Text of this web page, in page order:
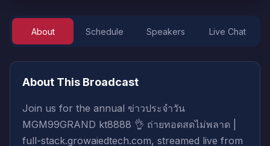
Sign in to Watch
About Schedule Speakers Live Chat
About This Broadcast
Join us for the annual ข่าวประจำวัน
MGM99GRAND kt8888 👌 ถ่ายทอดสดไม่พลาด |
full-stack.growaiedtech.com, streamed live from